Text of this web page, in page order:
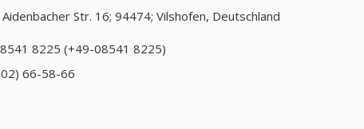
Aidenbacher Str. 16; 94474; Vilshofen, Deutschland
8225 (+49-08541 8225)
66-58-66